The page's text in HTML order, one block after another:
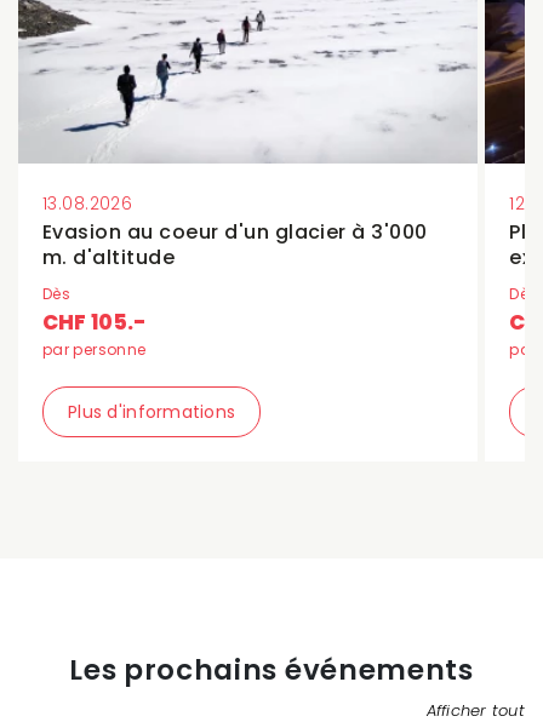
13.08.2026
Evasion au coeur d'un glacier à 3'000
m. d'altitude
Dès
CHF 105.-
par personne
Plus d'informations
Dès
par
Les prochains événements
Afficher tout